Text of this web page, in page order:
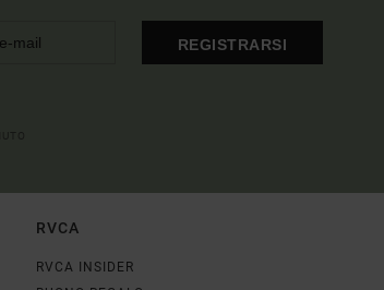
REGISTRARSI
RVCA
RVCA INSIDER